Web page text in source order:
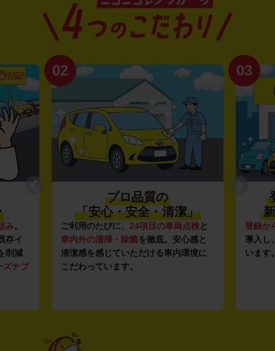
み。
存イ
削減
ズナブ
02
プロ品質の
「安心・安全・清潔」
ご利用のたびに、 24項目の車両点検と
車内外の清掃・除菌を徹底。安心感と
清潔感を感じていただける車内環境に
こだわっています。
03
登録か
導入し
います